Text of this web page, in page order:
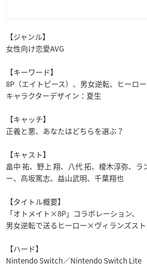
【ジャンル】
女性向け恋愛AVG
【キーワード】
8P （エイトピース）、男女逆転、ヒーロー
キャラクターデザイン：夏生
【キャッチ】
正義と悪、あなたはどちらを選ぶ？
【キャスト】
畠中 祐、野上 翔、八代 拓、榎木淳弥、ラ
ー、髙坂篤志、益山武明、千葉翔也
【タイトル概要】
「オトメイト×8P」コラボレーション、
男女逆転で送るヒーロー×ヴィランズス
【ハード】
Nintendo Switch／Nintendo Switch Lite